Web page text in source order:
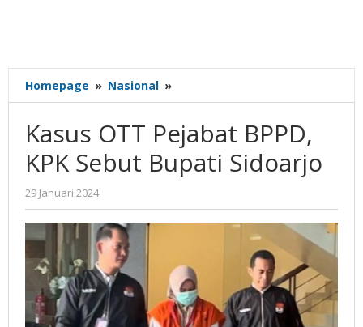
Homepage » Nasional »
OTT
BPPD,
KPK
Sebut
Kasus OTT Pejabat BPPD,
KPK Sebut Bupati Sidoarjo
29 Januari 2024
Gatot
Susanto